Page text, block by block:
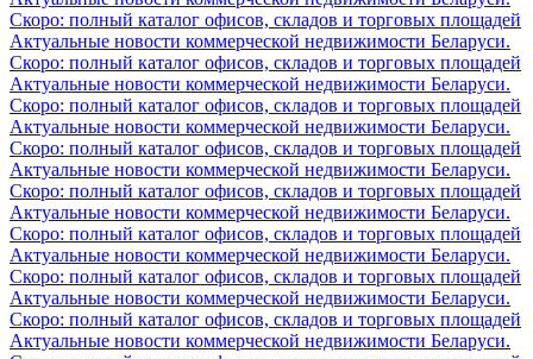
Скоро: полный каталог офисов, складов и торговых площадей
Актуальные новости коммерческой недвижимости Беларуси.
Скоро: полный каталог офисов, складов и торговых площадей
Актуальные новости коммерческой недвижимости Беларуси.
Скоро: полный каталог офисов, складов и торговых площадей
Актуальные новости коммерческой недвижимости Беларуси.
Скоро: полный каталог офисов, складов и торговых площадей
Актуальные новости коммерческой недвижимости Беларуси.
Скоро: полный каталог офисов, складов и торговых площадей
Актуальные новости коммерческой недвижимости Беларуси.
Скоро: полный каталог офисов, складов и торговых площадей
Актуальные новости коммерческой недвижимости Беларуси.
Скоро: полный каталог офисов, складов и торговых площадей
Актуальные новости коммерческой недвижимости Беларуси.
Скоро: полный каталог офисов, складов и торговых площадей
Актуальные новости коммерческой недвижимости Беларуси.